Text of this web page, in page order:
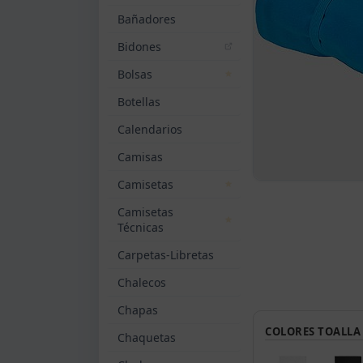
Bañadores
Bidones
Bolsas
Botellas
Calendarios
Camisas
Camisetas
Camisetas
Técnicas
Carpetas-Libretas
Chalecos
Chapas
Chaquetas
COLORES